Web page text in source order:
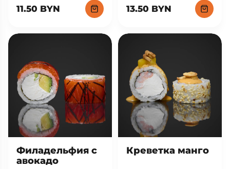
11.50 BYN 13.50 BYN
Филадельфия с
авокадо
Креветка манго